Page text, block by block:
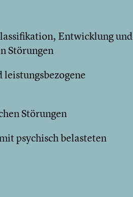
Entwicklung und
Störungen
Störungen
psychisch belasteten